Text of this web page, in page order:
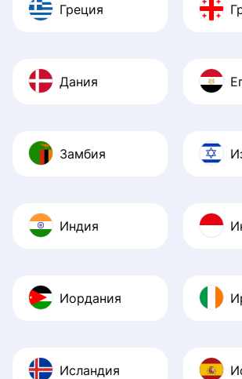
Греция
Дания
Замбия
Индия
Иордания
Исландия